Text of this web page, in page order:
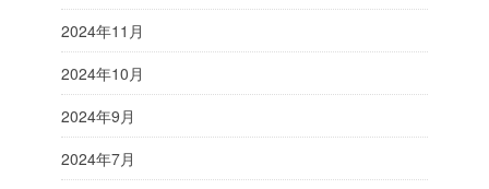
2024年11月
2024年10月
2024年9月
2024年7月